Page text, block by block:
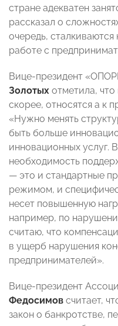
стране адекватен
рассказал о
очередь,
работе с
Вице-президент
Золотых отметила,
скорее, относятся а к
«Нужно менять
быть больше
инновационных услуг.
необходимость
— это и стандартные
режимом, и
несет повышенную
например, по
считаю, что
в ущерб нарушения
предпринимателей».
Вице-президент
Федосимов считает,
закон о банкротстве,